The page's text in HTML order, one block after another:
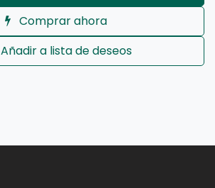
Comprar ahora
Añadir a lista de deseos